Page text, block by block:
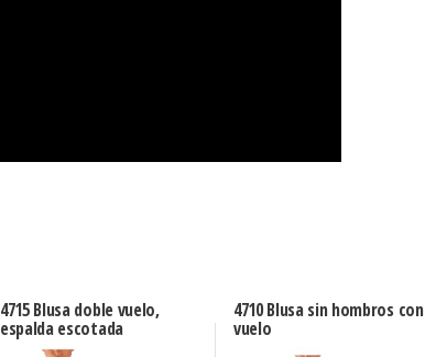
4715 Blusa doble vuelo,
espalda escotada
4710 Blusa sin hombros con
vuelo